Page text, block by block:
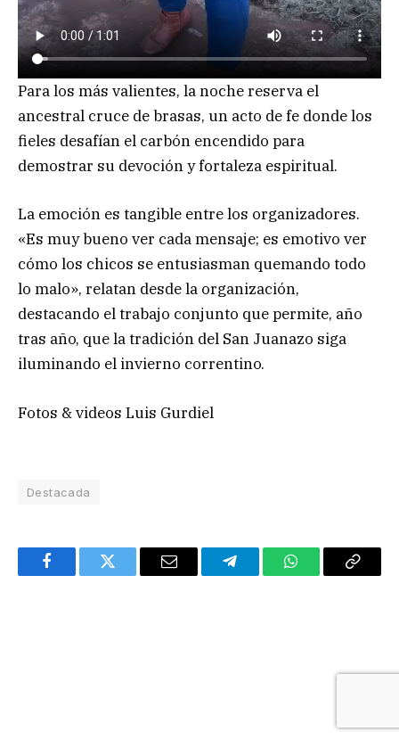
Para los más valientes, la noche reserva el
ancestral cruce de brasas, un acto de fe donde los
fieles desafían el carbón encendido para
demostrar su devoción y fortaleza espiritual.
La emoción es tangible entre los organizadores.
«Es muy bueno ver cada mensaje; es emotivo ver
cómo los chicos se entusiasman quemando todo
lo malo», relatan desde la organización,
destacando el trabajo conjunto que permite, año
tras año, que la tradición del San Juanazo siga
iluminando el invierno correntino.
Fotos & videos Luis Gurdiel
Destacada
FacebookTwitter Email TelegramWhatsAppCopy